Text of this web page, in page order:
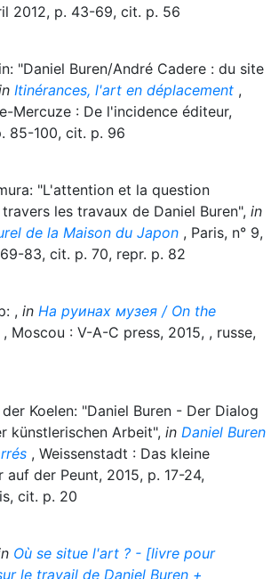
2012, p. 43-69, cit. p. 56
"Daniel Buren/André Cadere : du site
Itinérances, l'art en déplacement ,
Mercuze : De l'incidence éditeur,
85-100, cit. p. 96
"L'attention et la question
les travaux de Daniel Buren", in
de la Maison du Japon , Paris, n° 9,
83, cit. p. 70, repr. p. 82
, in На руинах музея / On the
, Moscou : V-A-C press, 2015, , russe,
Koelen: "Daniel Buren - Der Dialog
künstlerischen Arbeit", in Daniel Buren
, Weissenstadt : Das kleine
auf der Peunt, 2015, p. 17-24,
cit. p. 20
Où se situe l'art ? - [livre pour
le travail de Daniel Buren +